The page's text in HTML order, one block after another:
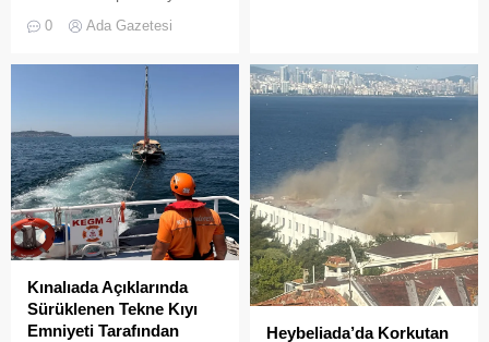
biriken çöpler vatandaşların
tepkisine neden
aylarında hem yerli hem de
yabancı turistlerin akınına
uğrayan Büyükada’da,
çevre temizliği konusunda
yaşanan aksaklıklar adeta
pes dedirtti. Adanın tarihi ve
doğal güzellikleriyle süslü
sokaklarından yansıyan son
görüntüler, çevre sağlığı
açısından tehlike çanlarının
çaldığını gösteriyor. Çöpler
Konteynerlere Sığmıyor,...
0 Ada Gazetesi
Kınalıada Açıklarında
Sürüklenen Tekne Kıyı
Emniyeti Tarafından
Heybeliada’da Korkutan